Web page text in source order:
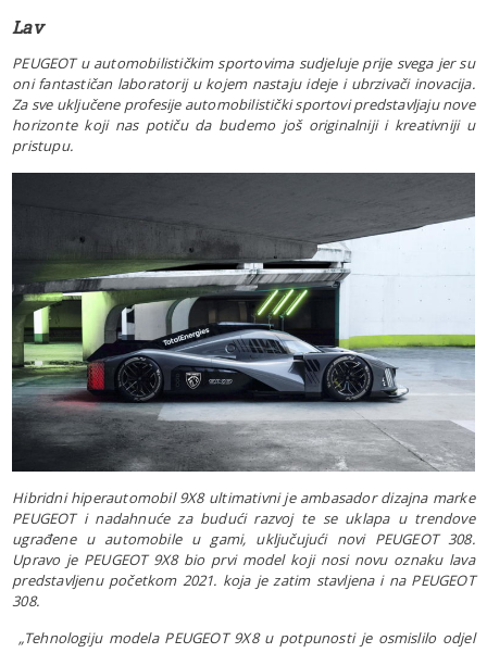
Lav
PEUGEOT u automobilističkim sportovima sudjeluje prije svega jer su
oni fantastičan laboratorij u kojem nastaju ideje i ubrzivači inovacija.
Za sve uključene profesije automobilistički sportovi predstavljaju nove
horizonte koji nas potiču da budemo još originalniji i kreativniji u
pristupu.
Hibridni hiperautomobil 9X8 ultimativni je ambasador dizajna marke
PEUGEOT i nadahnuće za budući razvoj te se uklapa u trendove
ugrađene u automobile u gami, uključujući novi PEUGEOT 308.
Upravo je PEUGEOT 9X8 bio prvi model koji nosi novu oznaku lava
predstavljenu početkom 2021. koja je zatim stavljena i na PEUGEOT
308.
„Tehnologiju modela PEUGEOT 9X8 u potpunosti je osmislilo odjel